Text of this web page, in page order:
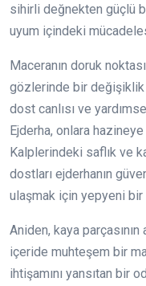
sihirli değnekten güçlü
uyum içindeki
Maceranın doruk
gözlerinde bir değişiklik
dost canlısı ve
Ejderha, onlara
Kalplerindeki saflık ve
dostları ejderhanın
ulaşmak için yepyeni
Aniden, kaya
içeride muhteşem bir
ihtişamını yansıtan bir